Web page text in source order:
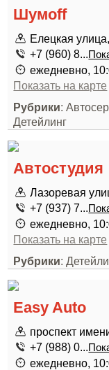
Шумoff
Елецкая
+7 (960) 8...
ежедневно,
Показать на карте
Рубрики:
Детейлинг
Автостудия
Лазоревая
+7 (937) 7...
ежедневно,
Показать на карте
Рубрики:
Easy Auto
проспект
+7 (988) 0...
ежедневно,